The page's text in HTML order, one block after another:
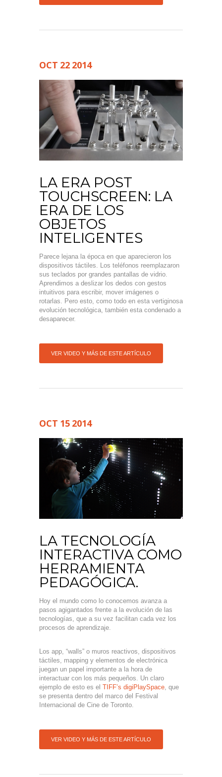
OCT 22 2014
LA ERA POST
TOUCHSCREEN: LA
ERA DE LOS
OBJETOS
INTELIGENTES
Parece lejana la época en que aparecieron los
dispositivos táctiles. Los teléfonos reemplazaron
sus teclados por grandes pantallas de vidrio.
Aprendimos a deslizar los dedos con gestos
intuitivos para escribir, mover imágenes o
rotarlas. Pero esto, como todo en esta vertiginosa
evolución tecnológica, también esta condenado a
desaparecer.
VER VIDEO Y MÁS DE ESTE ARTÍCULO
OCT 15 2014
LA TECNOLOGÍA
INTERACTIVA COMO
HERRAMIENTA
PEDAGÓGICA.
Hoy el mundo como lo conocemos avanza a
pasos agigantados frente a la evolución de las
tecnologías, que a su vez facilitan cada vez los
procesos de aprendizaje.
Los app, “walls” o muros reactivos, dispositivos
táctiles, mapping y elementos de electrónica
juegan un papel importante a la hora de
interactuar con los más pequeños. Un claro
ejemplo de esto es el TIFF’s digiPlaySpace, que
se presenta dentro del marco del Festival
Internacional de Cine de Toronto.
VER VIDEO Y MÁS DE ESTE ARTÍCULO